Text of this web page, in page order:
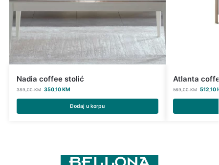
Nadia coffee stolić
389,00KM 350,10KM
Dodaj u korpu
Atlanta
569,00KM 512,10